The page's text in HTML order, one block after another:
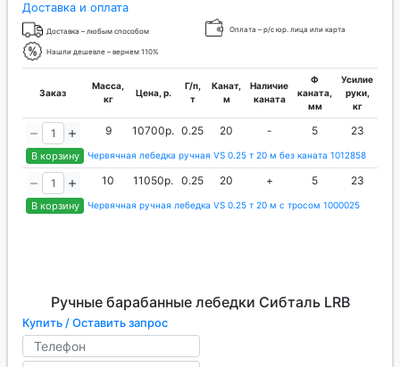
Доставка и оплата
Доставка – любым способом Оплата – р/с юр. лица или карта
Нашли дешевле – вернем 110%
Заказ
Масса,
кг
Цена, р.
Г/п,
т
Канат,
м
Наличие
каната
Ф
каната,
мм
Усилие
руки,
кг
В корзину
9 10700р. 0.25 20 - 5 23
Червячная лебедка ручная VS 0.25 т 20 м без каната 1012858
В корзину
10 11050р. 0.25 20 + 5 23
Червячная ручная лебедка VS 0.25 т 20 м с тросом 1000025
Ручные барабанные лебедки Сибталь LRB
Купить / Оставить запрос